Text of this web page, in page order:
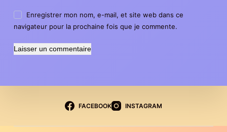
Enregistrer mon nom, e-mail, et site web dans ce
navigateur pour la prochaine fois que je commente.
Laisser un commentaire
FACEBOOK INSTAGRAM